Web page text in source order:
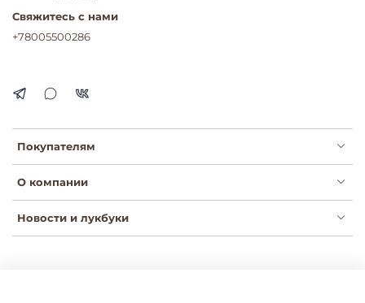
Покупателям
О компании
Новости и лукбуки
Свяжитесь с нами
+78005500286